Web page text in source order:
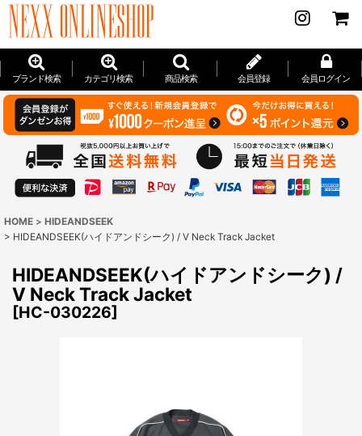
ブランド検索 カテゴリ検索 商品検索 会員登録 会員ログイン
HOME > HIDEANDSEEK
> HIDEANDSEEK(ハイドアンドシーク) / V Neck Track Jacket
HIDEANDSEEK(ハイドアンドシーク) /
V Neck Track Jacket
[HC-030226]